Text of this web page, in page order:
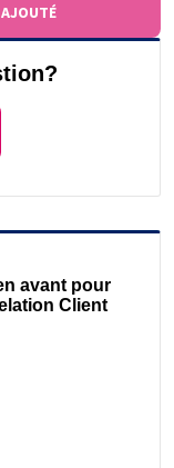
avant pour
Client